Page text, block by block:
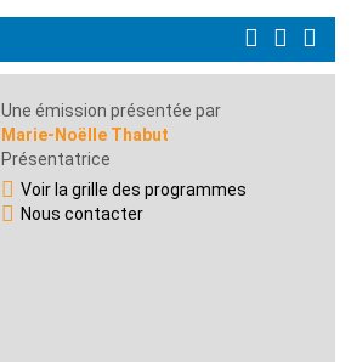
Une émission présentée par
Marie-Noëlle Thabut
Présentatrice
Voir la grille des programmes
Nous contacter